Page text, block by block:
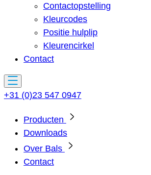
Contactopstelling
Kleurcodes
Positie hulplip
Kleurencirkel
Contact
+31 (0)23 547 0947
Producten
Downloads
Over Bals
Contact